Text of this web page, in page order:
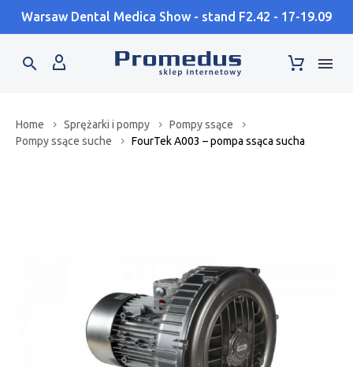
Warsaw Dental Medica Show - stand F2.42 - 17-19.09
Home Sprężarki i pompy
Pompy ssące
Pompy ssące suche
FourTek A003 – pompa ssąca sucha